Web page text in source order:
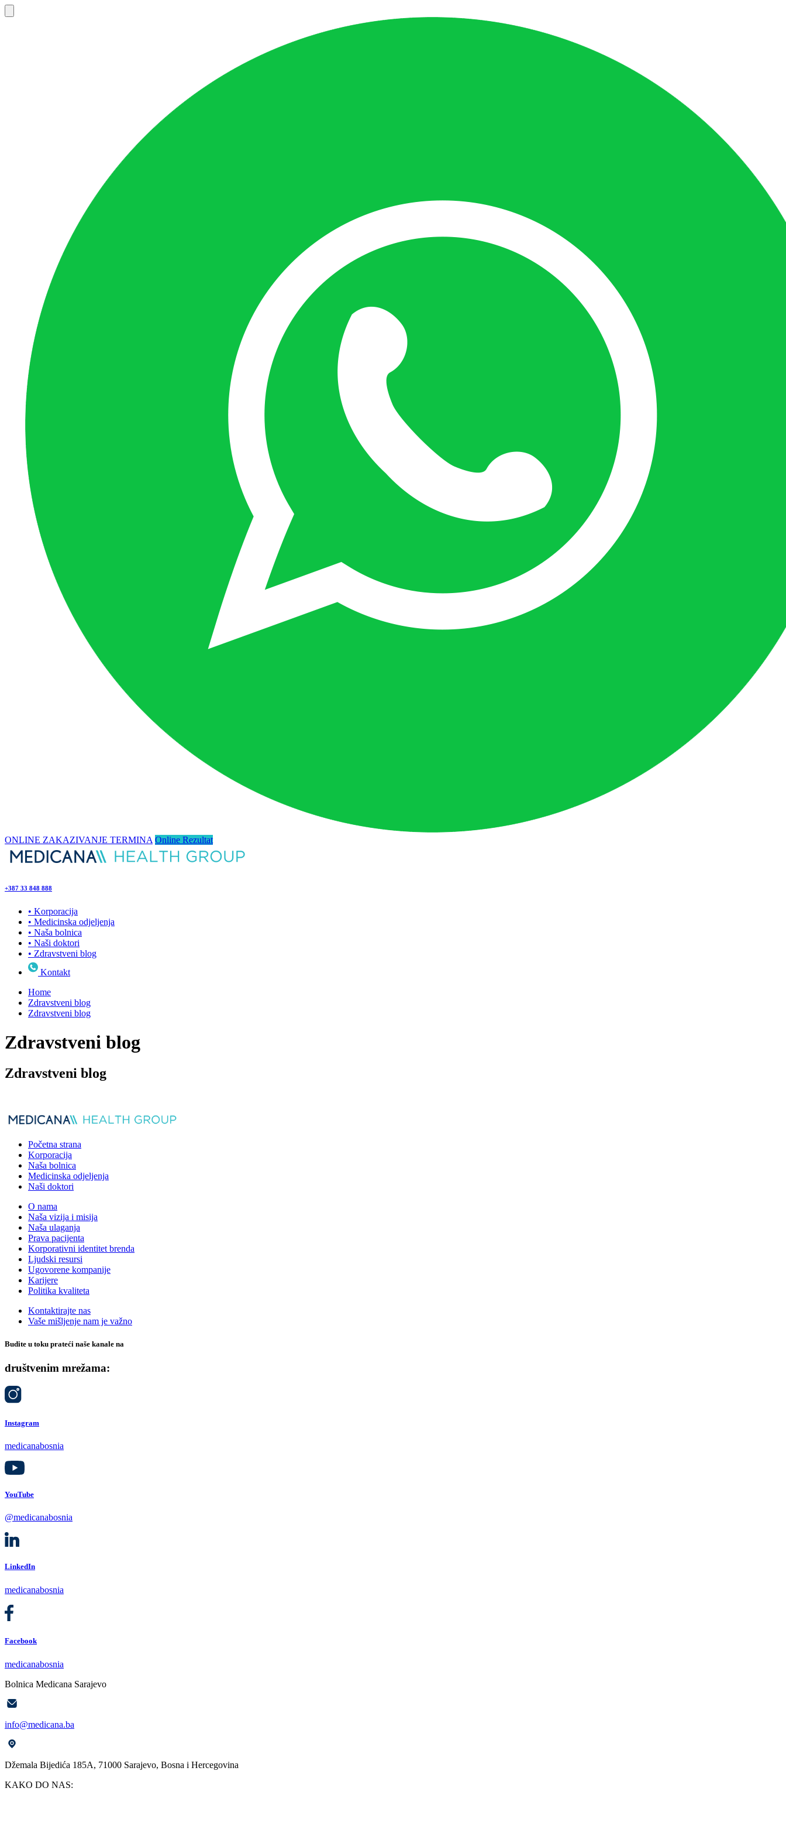
ONLINE ZAKAZIVANJE TERMINA Online Rezultat
+387 33 848 888
• Korporacija
• Medicinska odjeljenja
• Naša bolnica
• Naši doktori
• Zdravstveni blog
Kontakt
Home
Zdravstveni blog
Zdravstveni blog
Zdravstveni blog
Zdravstveni blog
Početna strana
Korporacija
Naša bolnica
Medicinska odjeljenja
Naši doktori
O nama
Naša vizija i misija
Naša ulaganja
Prava pacijenta
Korporativni identitet brenda
Ljudski resursi
Ugovorene kompanije
Karijere
Politika kvaliteta
Kontaktirajte nas
Vaše mišljenje nam je važno
Budite u toku prateći naše kanale na
društvenim mrežama:
Instagram
medicanabosnia
YouTube
@medicanabosnia
LinkedIn
medicanabosnia
Facebook
medicanabosnia
Bolnica Medicana Sarajevo
info@medicana.ba
Džemala Bijedića 185A, 71000 Sarajevo, Bosna i Hercegovina
KAKO DO NAS: